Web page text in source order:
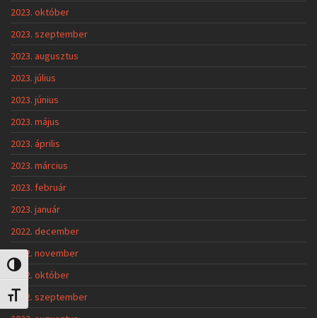
Nagy kontraszt váltása
Betűméret váltása
2023. október
2023. szeptember
2023. augusztus
2023. július
2023. június
2023. május
2023. április
2023. március
2023. február
2023. január
2022. december
2022. november
2022. október
2022. szeptember